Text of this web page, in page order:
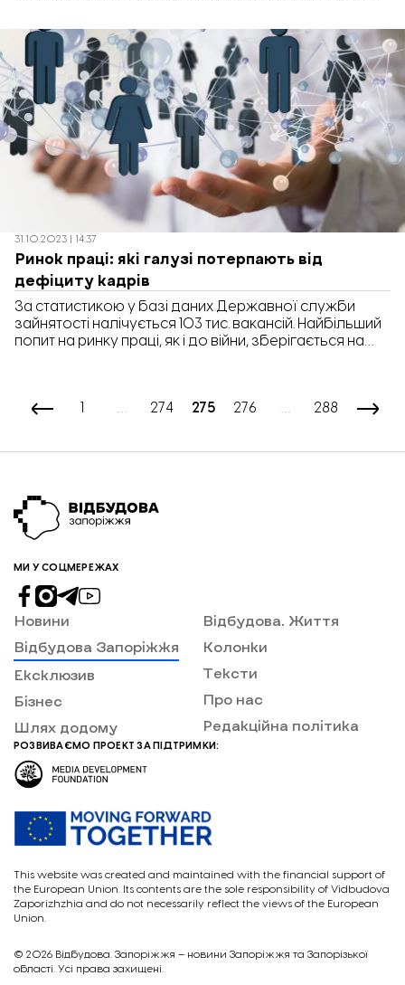
щомісячно отримувати по 10 тис. грн на родину.
Також разову виплату на ремонт у розмірі 15 тис. грн
оформили 9 людей пільгових категорій. Гроші їм
обіцяють виплатити найближчими днями. Минулого
тижня […]
31.10.2023 | 14:37
Ринок праці: які галузі потерпають від
дефіциту кадрів
За статистикою у базі даних Державної служби
зайнятості налічується 103 тис. вакансій. Найбільший
попит на ринку праці, як і до війни, зберігається на
За попередньою інформацією, найбільше вакансій
… 274 275 276 … 288
МИ У СОЦМЕРЕЖАХ
Новини
Відбудова Запоріжжя
Ексклюзив
Бізнес
Шлях додому
Відбудова. Життя
Колонки
Тексти
Про нас
Редакційна політика
РОЗВИВАЄМО ПРОЕКТ ЗА ПІДТРИМКИ:
This website was created and maintained with the financial support of
the European Union. Its contents are the sole responsibility of Vidbudova
Zaporizhzhia and do not necessarily reflect the views of the European
Union.
© 2026 Відбудова. Запоріжжя – новини Запоріжжя та Запорізької
області. Усі права захищені.